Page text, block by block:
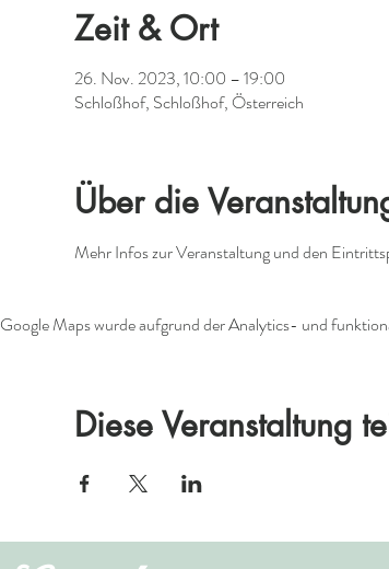
Zeit & Ort
26. Nov. 2023, 10:00 – 19:00
Schloßhof, Schloßhof, Österreich
Über die
Mehr Infos zur Veranstaltung und den
Google Maps wurde aufgrund der Analytics- und
Diese Veranstaltung